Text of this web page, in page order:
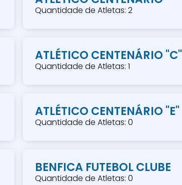
Quantidade de Atletas: 2
ATLÉTICO CENTENÁRIO "C"
Quantidade de Atletas: 1
ATLÉTICO CENTENÁRIO "E"
Quantidade de Atletas: 0
BENFICA FUTEBOL CLUBE
Quantidade de Atletas: 0